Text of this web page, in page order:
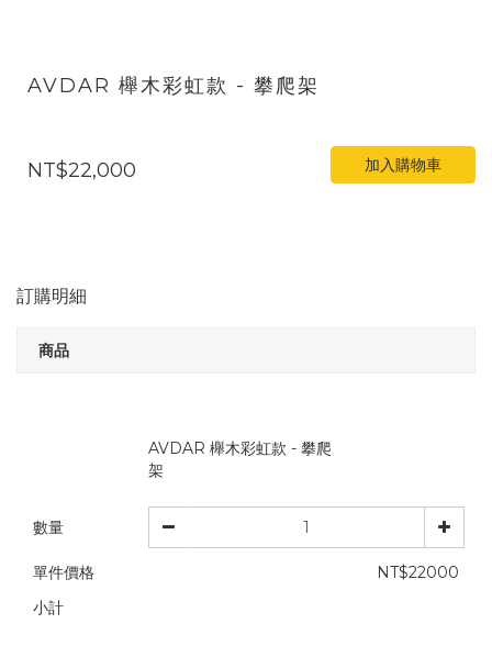
AVDAR 櫸木彩虹款 - 攀爬架
NT$22,000 加入購物車
訂購明細
商品
AVDAR 櫸木彩虹款 - 攀爬
架
數量
單件價格
NT$22000
小計